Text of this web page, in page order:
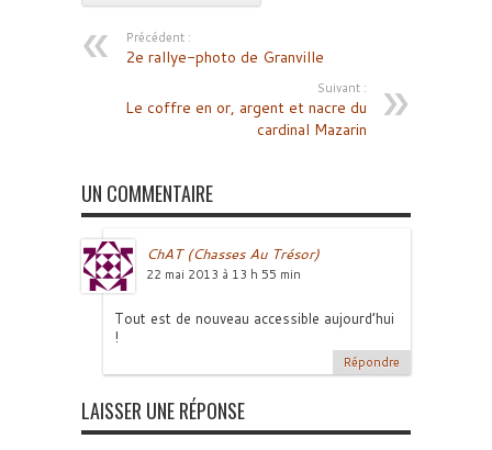
Précédent :
2e rallye-photo de Granville
Suivant :
Le coffre en or, argent et nacre du
cardinal Mazarin
UN COMMENTAIRE
ChAT (Chasses Au Trésor)
22 mai 2013 à 13 h 55 min
Tout est de nouveau accessible aujourd’hui
!
Répondre
LAISSER UNE RÉPONSE